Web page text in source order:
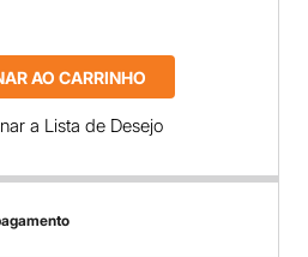
AO CARRINHO
a Lista de Desejo